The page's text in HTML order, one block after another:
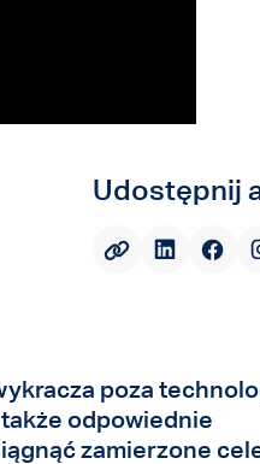
Udostępnij
poza
odpowiednie
zamierzone